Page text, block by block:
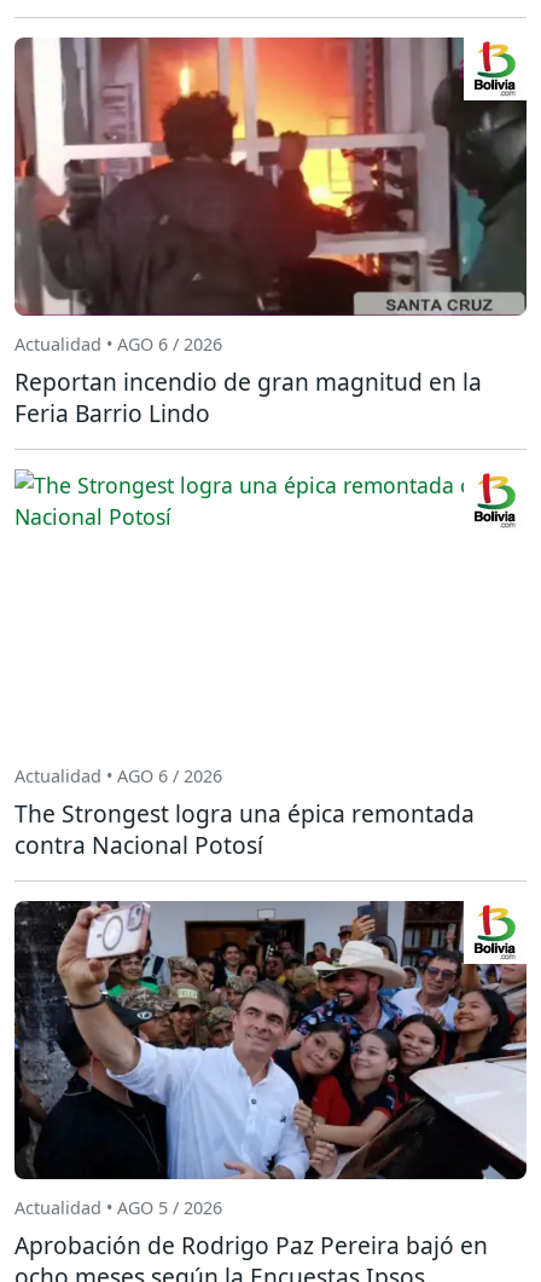
Actualidad • AGO 6 / 2026
Reportan incendio de gran magnitud en la
Feria Barrio Lindo
Actualidad • AGO 6 / 2026
The Strongest logra una épica remontada
contra Nacional Potosí
Actualidad • AGO 5 / 2026
Aprobación de Rodrigo Paz Pereira bajó en